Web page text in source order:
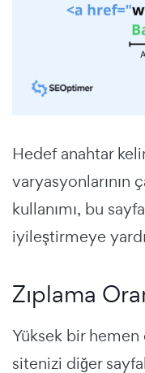
Hedef anahtar
varyasyonlarının
kullanımı, bu
iyileştirmeye
Zıplama
Yüksek bir hemen
sitenizi diğer